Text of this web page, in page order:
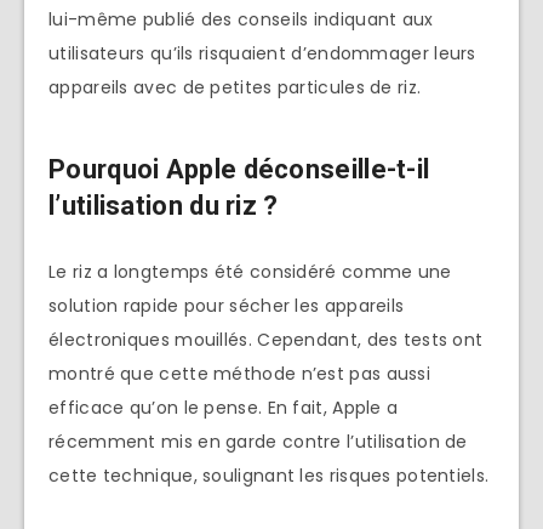
lui-même publié des conseils indiquant aux
utilisateurs qu’ils risquaient d’endommager leurs
appareils avec de petites particules de riz.
Pourquoi Apple déconseille-t-il
l’utilisation du riz ?
Le riz a longtemps été considéré comme une
solution rapide pour sécher les appareils
électroniques mouillés. Cependant, des tests ont
montré que cette méthode n’est pas aussi
efficace qu’on le pense. En fait, Apple a
récemment mis en garde contre l’utilisation de
cette technique, soulignant les risques potentiels.